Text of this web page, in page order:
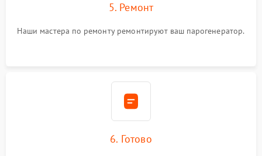
5. Ремонт
Наши мастера по ремонту ремонтируют ваш парогенератор.
6. Готово